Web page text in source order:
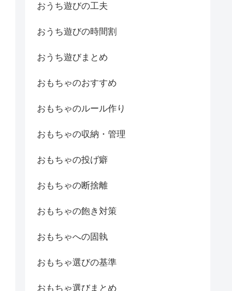
おうち遊びの工夫
おうち遊びの時間割
おうち遊びまとめ
おもちゃのおすすめ
おもちゃのルール作り
おもちゃの収納・管理
おもちゃの投げ癖
おもちゃの断捨離
おもちゃの飽き対策
おもちゃへの固執
おもちゃ選びの基準
おもちゃ選びまとめ